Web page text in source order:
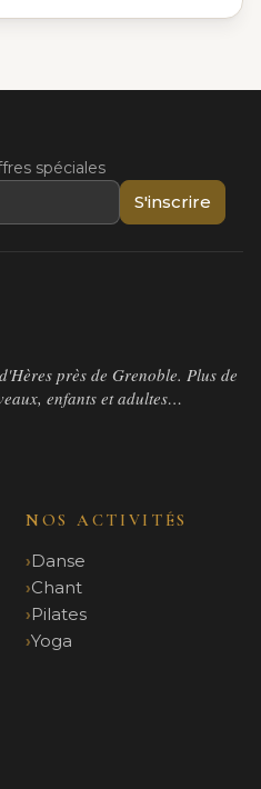
spéciales
S'inscrire
près de Grenoble. Plus de
enfants et adultes…
NOS ACTIVITÉS
Danse
Chant
Pilates
Yoga